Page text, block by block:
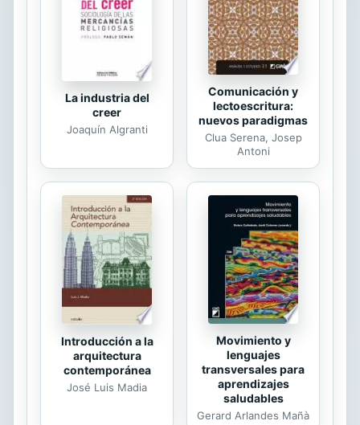
La industria del
creer
Joaquín Algranti
Comunicación y
lectoescritura:
nuevos paradigmas
Clua Serena, Josep
Antoni
Introducción a la
arquitectura
contemporánea
José Luis Madia
Movimiento y
lenguajes
transversales para
aprendizajes
saludables
Gerard Arlandes Mañà